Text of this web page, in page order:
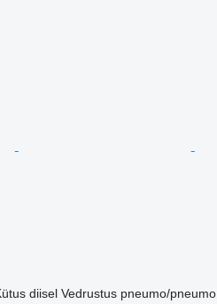
diisel Vedrustus pneumo/pneumo